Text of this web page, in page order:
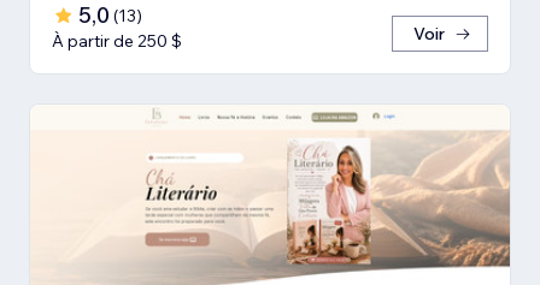
5,0 (13)
À partir de 250 $
Voir